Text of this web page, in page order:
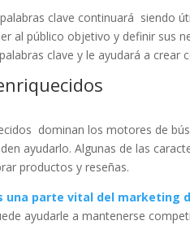
clave continuará siendo
al público objetivo y definir sus
clave y le ayudará a crear
dominan los motores de
ayudarlo. Algunas de las
productos y reseñas.
una parte vital del marketing
ayudarle a mantenerse